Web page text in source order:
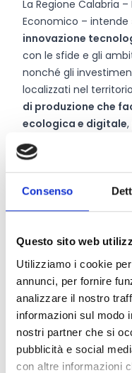
Consenso
Questo sito web
Utilizziamo i cookie
annunci, per fornire
analizzare il nostro
informazioni sul modo
nostri partner che si
pubblicità e social
con altre informazioni
La Regione Calabria
Economico – intende
innovazione
con le sfide e gli
nonché gli
localizzati nel
di produzione che
ecologica e digitale
competitiva delle
dell’innovazione,
consolidamento sul
di investimento
impatto
CONDIVIDI
Conosci
Prova gratis